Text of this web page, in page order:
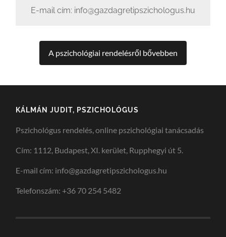
E-mail cím: info@gazdagretipszichologus.hu
A pszichológiai rendelésről bővebben
KÁLMÁN JUDIT, PSZICHOLÓGUS
Pszichológus rendelés, online pszichológiai tanácsadás
Cím: 1112, Budapest, XI. kerület, Rupphegyi út 5.
E-mail cím: info@gazdagretipszichologus.hu
Telefonszám: +36 70 254 5482